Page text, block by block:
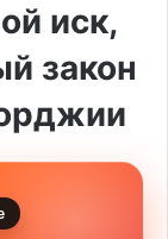
иск,
закон